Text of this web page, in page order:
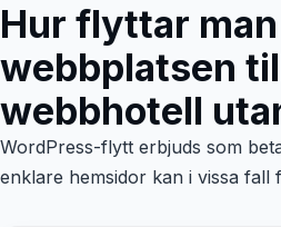
Hur flyttar man
webbplatsen
webbhotell
WordPress-flytt erbjuds som
enklare hemsidor kan i vissa fall